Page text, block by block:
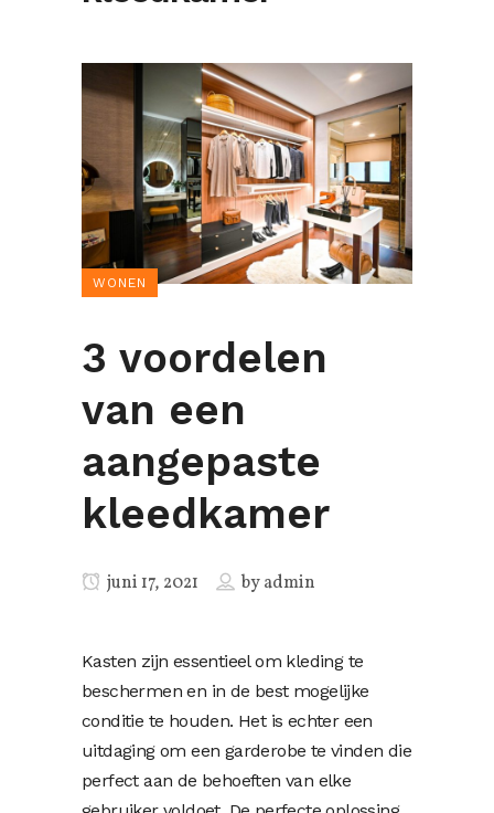
WONEN
3 voordelen
van een
aangepaste
kleedkamer
juni 17, 2021 byadmin
Kasten zijn essentieel om kleding te
beschermen en in de best mogelijke
conditie te houden. Het is echter een
uitdaging om een garderobe te vinden die
perfect aan de behoeften van elke